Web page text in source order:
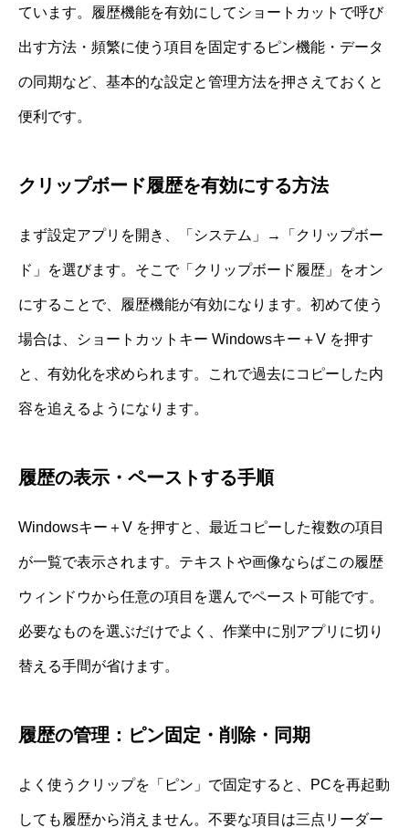
ています。履歴機能を有効にしてショートカットで呼び
出す方法・頻繁に使う項目を固定するピン機能・データ
の同期など、基本的な設定と管理方法を押さえておくと
便利です。
クリップボード履歴を有効にする方法
まず設定アプリを開き、「システム」→「クリップボー
ド」を選びます。そこで「クリップボード履歴」をオン
にすることで、履歴機能が有効になります。初めて使う
場合は、ショートカットキー Windowsキー＋V を押す
と、有効化を求められます。これで過去にコピーした内
容を追えるようになります。
履歴の表示・ペーストする手順
Windowsキー＋V を押すと、最近コピーした複数の項目
が一覧で表示されます。テキストや画像ならばこの履歴
ウィンドウから任意の項目を選んでペースト可能です。
必要なものを選ぶだけでよく、作業中に別アプリに切り
替える手間が省けます。
履歴の管理：ピン固定・削除・同期
よく使うクリップを「ピン」で固定すると、PCを再起動
しても履歴から消えません。不要な項目は三点リーダー